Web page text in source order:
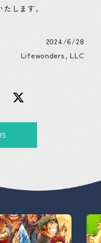
します。
2024/6/28
Lifewonders, LLC